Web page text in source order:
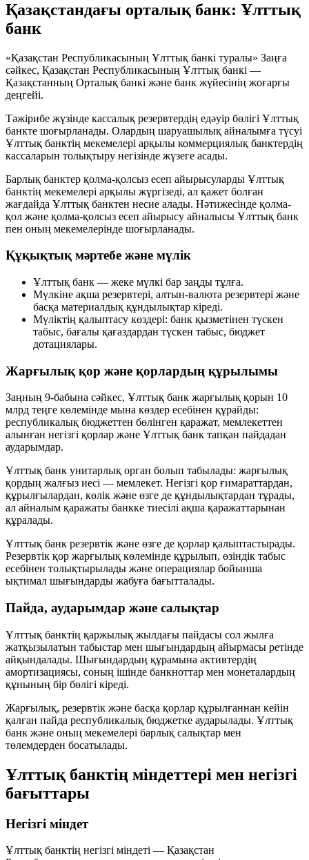
Қазақстандағы орталық банк: Ұлттық
банк
«Қазақстан Республикасының Ұлттық банкі туралы» Заңға
сәйкес, Қазақстан Республикасының Ұлттық банкі —
Қазақстанның Орталық банкі және банк жүйесінің жоғарғы
деңгейі.
Тәжірибе жүзінде кассалық резервтердің едәуір бөлігі Ұлттық
банкте шоғырланады. Олардың шаруашылық айналымға түсуі
Ұлттық банктің мекемелері арқылы коммерциялық банктердің
кассаларын толықтыру негізінде жүзеге асады.
Барлық банктер қолма-қолсыз есеп айырысуларды Ұлттық
банктің мекемелері арқылы жүргізеді, ал қажет болған
жағдайда Ұлттық банктен несие алады. Нәтижесінде қолма-
қол және қолма-қолсыз есеп айырысу айналысы Ұлттық банк
пен оның мекемелерінде шоғырланады.
Құқықтық мәртебе және мүлік
Ұлттық банк — жеке мүлкі бар заңды тұлға.
Мүлкіне ақша резервтері, алтын-валюта резервтері және
басқа материалдық құндылықтар кіреді.
Мүліктің қалыптасу көздері: банк қызметінен түскен
табыс, бағалы қағаздардан түскен табыс, бюджет
дотациялары.
Жарғылық қор және қорлардың құрылымы
Заңның 9-бабына сәйкес, Ұлттық банк жарғылық қорын 10
млрд теңге көлемінде мына көздер есебінен құрайды:
республикалық бюджеттен бөлінген қаражат, мемлекеттен
алынған негізгі қорлар және Ұлттық банк тапқан пайдадан
аударымдар.
Ұлттық банк унитарлық орган болып табылады: жарғылық
қордың жалғыз иесі — мемлекет. Негізгі қор ғимараттардан,
құрылғылардан, көлік және өзге де құндылықтардан тұрады,
ал айналым қаражаты банкке тиесілі ақша қаражаттарынан
құралады.
Ұлттық банк резервтік және өзге де қорлар қалыптастырады.
Резервтік қор жарғылық көлемінде құрылып, өзіндік табыс
есебінен толықтырылады және операциялар бойынша
ықтимал шығындарды жабуға бағытталады.
Пайда, аударымдар және салықтар
Ұлттық банктің қаржылық жылдағы пайдасы сол жылға
жатқызылатын табыстар мен шығындардың айырмасы ретінде
айқындалады. Шығындардың құрамына активтердің
амортизациясы, соның ішінде банкноттар мен монеталардың
құнының бір бөлігі кіреді.
Жарғылық, резервтік және басқа қорлар құрылғаннан кейін
қалған пайда республикалық бюджетке аударылады. Ұлттық
банк және оның мекемелері барлық салықтар мен
төлемдерден босатылады.
Ұлттық банктің міндеттері мен негізгі
бағыттары
Негізгі міндет
Ұлттық банктің негізгі міндеті — Қазақстан